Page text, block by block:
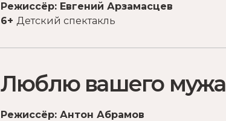
Режиссёр: Евгений Арзамасцев
6+ Детский спектакль
Люблю вашего мужа
Режиссёр: Антон Абрамов